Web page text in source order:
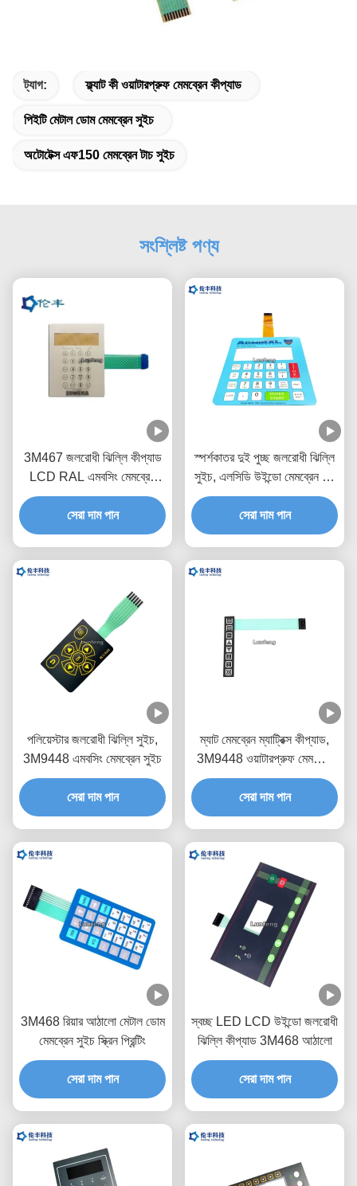
ট্যাগ: ফ্ল্যাট কী ওয়াটারপ্রুফ মেমব্রেন কীপ্যাড
পিইটি মেটাল ডোম মেমব্রেন সুইচ
অটোটেক্স এফ150 মেমব্রেন টাচ সুইচ
সংশ্লিষ্ট পণ্য
3M467 জলরোধী ঝিল্লি কীপ্যাড
LCD RAL এমবসিং মেমব্রেন
সুইচ
সেরা দাম পান
স্পর্শকাতর দুই পুচ্ছ জলরোধী ঝিল্লি
সুইচ, এলসিডি উইন্ডো মেমব্রেন টাচ
সুইচ
সেরা দাম পান
পলিয়েস্টার জলরোধী ঝিল্লি সুইচ,
3M9448 এমবসিং মেমব্রেন সুইচ
সেরা দাম পান
ম্যাট মেমব্রেন ম্যাট্রিক্স কীপ্যাড,
3M9448 ওয়াটারপ্রুফ মেমব্রেন
কীপ্যাড
সেরা দাম পান
3M468 রিয়ার আঠালো মেটাল ডোম
মেমব্রেন সুইচ স্ক্রিন প্রিন্টিং
সেরা দাম পান
স্বচ্ছ LED LCD উইন্ডো জলরোধী
ঝিল্লি কীপ্যাড 3M468 আঠালো
সেরা দাম পান